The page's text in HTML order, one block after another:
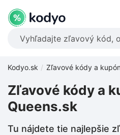
Kodyo.sk Zľavové kódy a
Zľavové kódy a
Queens.sk
Tu nájdete tie najlepšie